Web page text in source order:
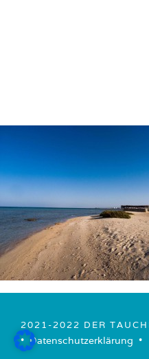
2021-2022 DER
• ­ Datenschutzerklärung ­ • ­